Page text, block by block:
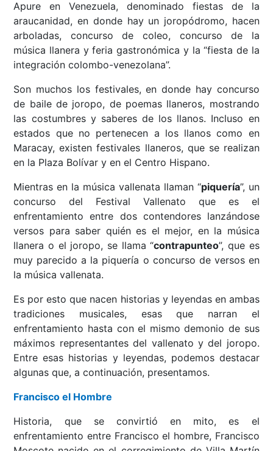
Apure en Venezuela, denominado fiestas de la
araucanidad, en donde hay un joropódromo, hacen
arboladas, concurso de coleo, concurso de la
música llanera y feria gastronómica y la “fiesta de la
integración colombo-venezolana”.
Son muchos los festivales, en donde hay concurso
de baile de joropo, de poemas llaneros, mostrando
las costumbres y saberes de los llanos. Incluso en
estados que no pertenecen a los llanos como en
Maracay, existen festivales llaneros, que se realizan
en la Plaza Bolívar y en el Centro Hispano.
Mientras en la música vallenata llaman “piquería”, un
concurso del Festival Vallenato que es el
enfrentamiento entre dos contendores lanzándose
versos para saber quién es el mejor, en la música
llanera o el joropo, se llama “contrapunteo”, que es
muy parecido a la piquería o concurso de versos en
la música vallenata.
Es por esto que nacen historias y leyendas en ambas
tradiciones musicales, esas que narran el
enfrentamiento hasta con el mismo demonio de sus
máximos representantes del vallenato y del joropo.
Entre esas historias y leyendas, podemos destacar
algunas que, a continuación, presentamos.
Francisco el Hombre
Historia, que se convirtió en mito, es el
enfrentamiento entre Francisco el hombre, Francisco